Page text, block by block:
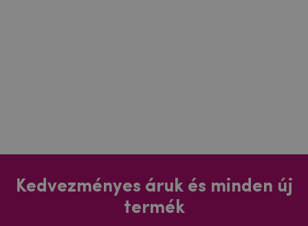
Kedvezményes áruk és minden új
termék